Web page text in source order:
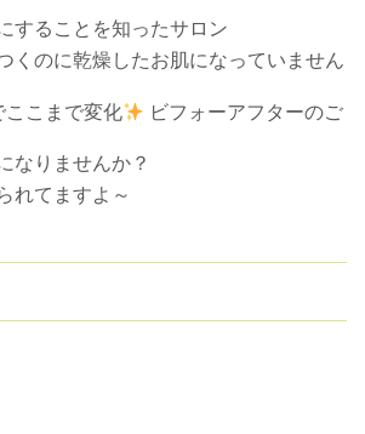
することを知ったサロン
くのに乾燥したお肌になっていません
ここまで変化
ビフォーアフターのご
なりませんか？
れてますよ～